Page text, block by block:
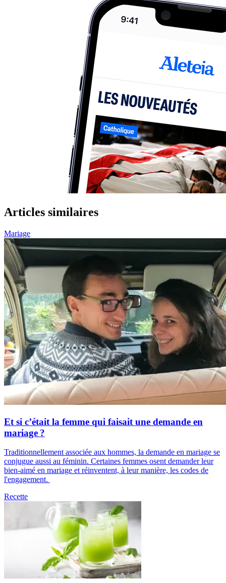
Articles similaires
Mariage
Et si c’était la femme qui faisait une demande en
mariage ?
Traditionnellement associée aux hommes, la demande en mariage se
conjugue aussi au féminin. Certaines femmes osent demander leur
bien-aimé en mariage et réinventent, à leur manière, les codes de
l'engagement.
Recette